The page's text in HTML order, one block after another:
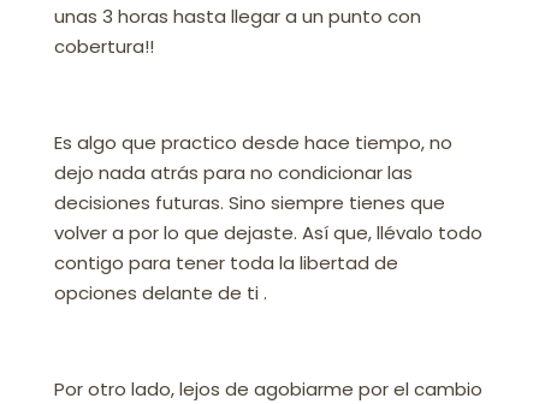
unas 3 horas hasta llegar a un punto con
cobertura!!
Es algo que practico desde hace tiempo, no
dejo nada atrás para no condicionar las
decisiones futuras. Sino siempre tienes que
volver a por lo que dejaste. Así que, llévalo todo
contigo para tener toda la libertad de
opciones delante de ti .
Por otro lado, lejos de agobiarme por el cambio